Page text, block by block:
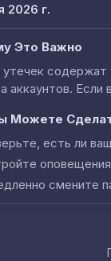
2026 г.
Это Важно
содержат
аккаунтов.
Можете
есть ли
смените